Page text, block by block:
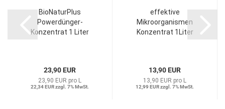
BioNaturPlus
Powerdünger-
Konzentrat 1 Liter
23,90 EUR
23,90 EUR pro L
22,34 EUR zzgl. 7% MwSt.
effektive
Mikroorganismen
Konzentrat 1Liter
13,90 EUR
13,90 EUR pro L
12,99 EUR zzgl. 7% MwSt.